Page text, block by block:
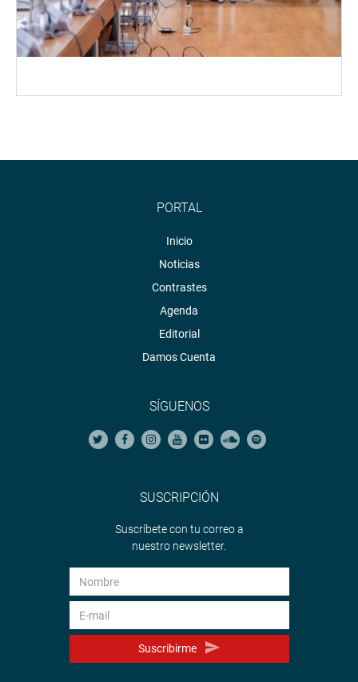
PORTAL
Inicio
Noticias
Contrastes
Agenda
Editorial
Damos Cuenta
SÍGUENOS
SUSCRIPCIÓN
Suscríbete con tu correo a
nuestro newsletter.
Suscribirme